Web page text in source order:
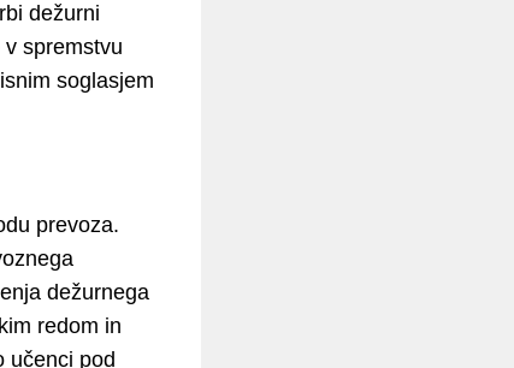
dežurni
spremstvu
soglasjem
prevoza.
dežurnega
redom in
učenci pod